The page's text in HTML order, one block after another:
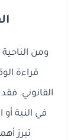
ومن
قراءة
القانوني.
في النية
تبرز